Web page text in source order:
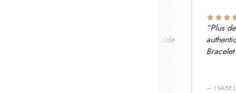
Plus de
Bracelet
ISABELLE